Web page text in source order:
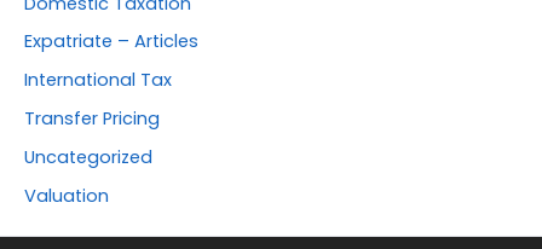
Expatriate – Articles
International Tax
Transfer Pricing
Uncategorized
Valuation